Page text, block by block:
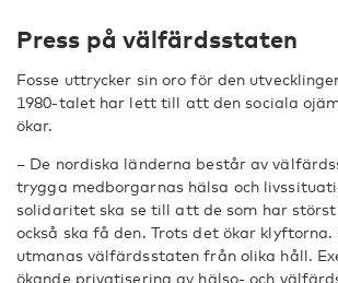
Press på välfärdsstaten
Fosse uttrycker sin oro för den
1980-talet har lett till att den sociala
ökar.
– De nordiska länderna består av
trygga medborgarnas hälsa och
solidaritet ska se till att de som har störst
också ska få den. Trots det ökar
utmanas välfärdsstaten från olika håll.
ökande privatisering av hälso- och